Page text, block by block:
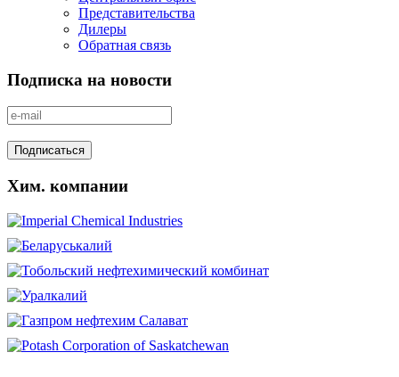
Представительства
Дилеры
Обратная связь
Подписка на новости
Хим. компании